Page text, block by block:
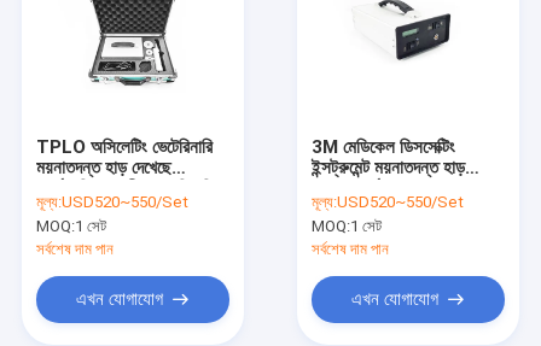
TPLO অসিলেটিং ভেটেরিনারি
ময়নাতদন্ত হাড় দেখেছে
মূল্য:USD520~550/Set
MOQ:1 সেট
সর্বশেষ দাম পান
এখন যোগাযোগ
3M মেডিকেল ডিসসেক্টিং
ইন্সট্রুমেন্ট ময়নাতদন্ত হাড়
মূল্য:USD520~550/Set
MOQ:1 সেট
সর্বশেষ দাম পান
এখন যোগাযোগ